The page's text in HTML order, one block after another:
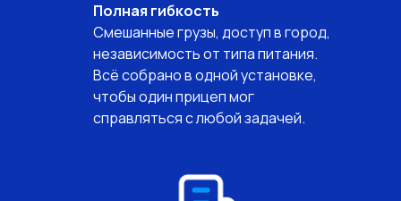
Полная гибкость
Смешанные грузы, доступ в город,
независимость от типа питания.
Всё собрано в одной установке,
чтобы один прицеп мог
справляться с любой задачей.